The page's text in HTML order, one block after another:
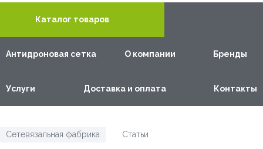
Каталог товаров
Антидроновая сетка О компании Бренды
Услуги Доставка и оплата Контакты
Сетевязальная фабрика Статьи